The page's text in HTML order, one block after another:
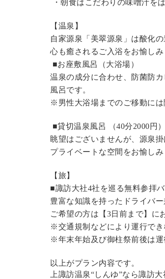
・朝食はこだわりの味噌汁を
【温泉】
自家源泉「美翠源泉」は酸化
心も癒されるご入浴をお愉しみ
■お座敷風呂（大浴場）
温泉の成分に合わせ、防菌防
風呂です。
※男性大浴場までのご移動には
■貸切温泉風呂 （40分2000円）
眺望はございませんが、源泉
プライベートな空間をお愉しみ
【旅】
■諏訪大社4社を巡る無料参拝
豊富な知識を持ったドライバ
ご希望の方は【3日前まで】に
※交通規制などにより運行で
※年末年始及び御柱祭前後は
以上がプラン内容です。
上諏訪温泉“しんゆ”なら諏訪